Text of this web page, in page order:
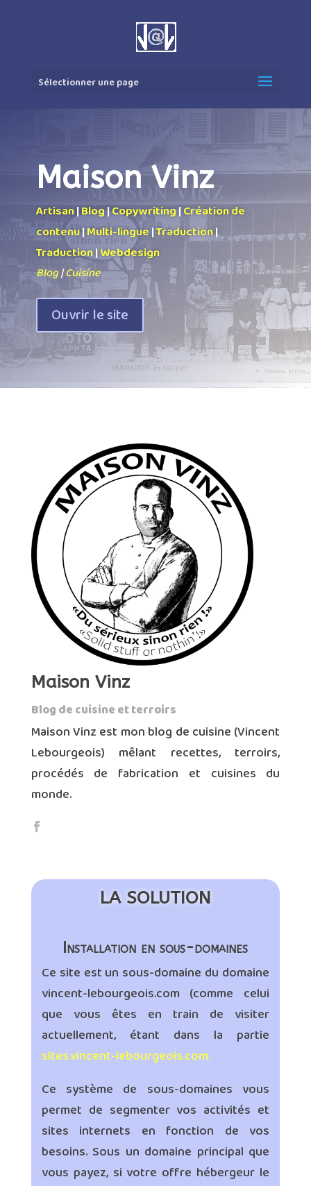
Sélectionner une page
Maison Vinz
Artisan|Blog|Copywriting|Création de
contenu|Multi-lingue|Traduction|
Traduction|Webdesign
Blog|Cuisine
Ouvrir le site
Maison Vinz
Blog de cuisine et terroirs
Maison Vinz est mon blog de cuisine (Vincent
Lebourgeois) mêlant recettes, terroirs,
procédés de fabrication et cuisines du
monde.
LA SOLUTION
Installation en sous-domaines
Ce site est un sous-domaine du domaine
vincent-lebourgeois.com (comme celui
que vous êtes en train de visiter
actuellement, étant dans la partie
sites.vincent-lebourgeois.com.
Ce système de sous-domaines vous
permet de segmenter vos activités et
sites internets en fonction de vos
besoins. Sous un domaine principal que
vous payez, si votre offre hébergeur le